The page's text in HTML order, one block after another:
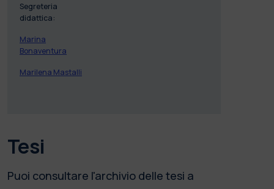
Segreteria
didattica:
Marina
Bonaventura
Marilena Mastalli
Tesi
Puoi consultare l'archivio delle tesi a